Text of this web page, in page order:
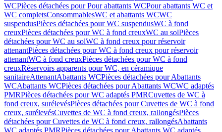
WCPièces détachées pour Pour abattants WCPour abattants WC et
WC completsConsommablesWC et abattants WCWC
suspendusPièces détachées pour WC suspendusWC à fond
creuxPièces détachées pour WC à fond creuxWC au solPièces
détachées pour WC au solWC à fond creux pour réservoir
attenantPièces détachées pour WC à fond creux pour réservoir
attenantWC à fond creuxPièces détachées pour WC à fond
creuxRéservoirs apparents pour WC, en céramique
sanitaireAttenantAbattants WCPièces détachées pour Abattants
WCAbattants WCPièces détachées pour Abattants WCWC adaptés
PMRPièces détachées pour WC adaptés PMRCuvettes de WC à
fond creux, surélevésPièces détachées pour Cuvettes de WC à fond
creux, surélevésCuvettes de WC à fond creux, rallongésPièces
détachées pour Cuvettes de WC à fond creux, rallongésAbattants
WC adaptés PMRPièces détachées pour Abattants WC adaptés